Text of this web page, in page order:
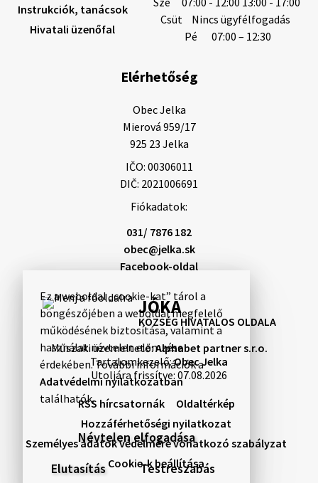
Ez a weboldal „cookie-kat” tárol a
böngészőjében a weboldal megfelelő
működésének biztosítása, valamint a
használat névtelen elemzése
érdekében. További információk a
Adatvédelmi nyilatkozatban
találhatók.
Névtelen elfogadása
Elutasítás
Testreszabás
JÓKA
KÖZSÉG HIVATALOS OLDALA
Műszaki üzemeltető:Alphabet partner s.r.o.
Tartalomkezelő:Obec Jelka
Utoljára frissítve: 07.08.2026
RSS hírcsatornák
Oldaltérkép
Hozzáférhetőségi nyilatkozat
Személyes adatok védelmére vonatkozó szabályzat
Cookie-k beállítása
Instrukciók, tanácsok
Hivatali üzenőfal
Csüt
Nincs ügyfélfogadás
Pé
07:00 – 12:30
Elérhetőség
Obec Jelka
Mierová 959/17
925 23 Jelka
IČO: 00306011
DIČ: 2021006691
Fiókadatok:
031/ 7876 182
obec@jelka.sk
Facebook-oldal